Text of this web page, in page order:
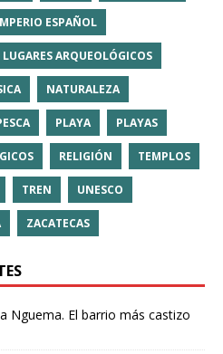
ESPAÑOL
LUGARES ARQUEOLÓGICOS
NATURALEZA
PLAYA PLAYAS
RELIGIÓN TEMPLOS
TREN UNESCO
ZACATECAS
Nguema. El barrio más castizo